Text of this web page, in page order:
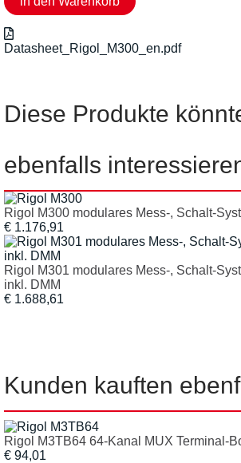
Datasheet_Rigol_M300_en.pdf
Diese Produkte
ebenfalls
Rigol M300 modulares Mess-, Schalt-
€ 1.176,91
Rigol M301 modulares Mess-, Schalt-
inkl. DMM
€ 1.688,61
Kunden kauften
Rigol M3TB64 64-Kanal MUX Terminal-
€ 94,01